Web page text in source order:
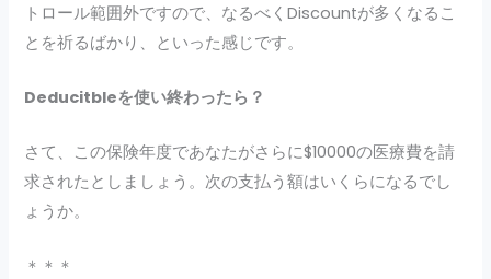
トロール範囲外ですので、なるべくDiscountが多くなるこ
とを祈るばかり、といった感じです。
Deducitbleを使い終わったら？
さて、この保険年度であなたがさらに$10000の医療費を請
求されたとしましょう。次の支払う額はいくらになるでし
ょうか。
＊＊＊